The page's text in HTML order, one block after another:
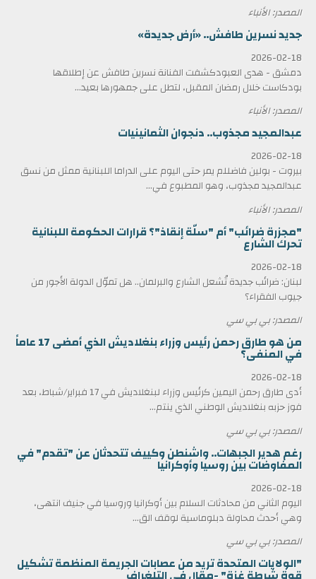
المصدر: الأنباء
جديد نسرين طافش.. «أرض جديدة»
2026-02-18
دمشق - هدى العبودكشفت الفنانة نسرين طافش عن إطلاقها
بودكاست خلال رمضان المقبل، لتطل على جمهورها بعيد...
المصدر: الأنباء
عبدالمجيد مجذوب.. دنجوان الثمانينيات
2026-02-18
بيروت - بولين فاضللم يمر حتى اليوم على الدراما اللبنانية ممثل من نسق
عبدالمجيد مجذوب، وهو المطبوع في...
المصدر: الأنباء
"مجزرة ضرائب" أم "سلّة إنقاذ"؟ قرارات الحكومة اللبنانية
تحرك الشارع
2026-02-18
لبنان: ضرائب جديدة تُشعل الشارع والبرلمان.. هل تموّل الدولة الأجور من
جيوب الفقراء؟
المصدر: بي بي سي
من هو طارق رحمن رئيس وزراء بنغلاديش الذي أمضى 17 عاماً
في المنفى؟
2026-02-18
أدى طارق رحمن اليمين كرئيس وزراء لبنغلاديش في 17 فبراير/شباط، بعد
فوز حزبه بنغلاديش الوطني الذي ينتم...
المصدر: بي بي سي
رغم هدير الجبهات.. واشنطن وكييف تتحدثان عن "تقدم" في
المفاوضات بين روسيا وأوكرانيا
2026-02-18
اليوم الثاني من محادثات السلام بين أوكرانيا وروسيا في جنيف انتهى،
وهي أحدث محاولة دبلوماسية لوقف الق...
المصدر: بي بي سي
"الولايات المتحدة تريد من عصابات الجريمة المنظمة تشكيل